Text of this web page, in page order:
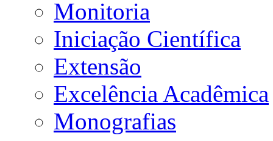
Monitoria
Iniciação Científica
Extensão
Excelência Acadêmica
Monografias